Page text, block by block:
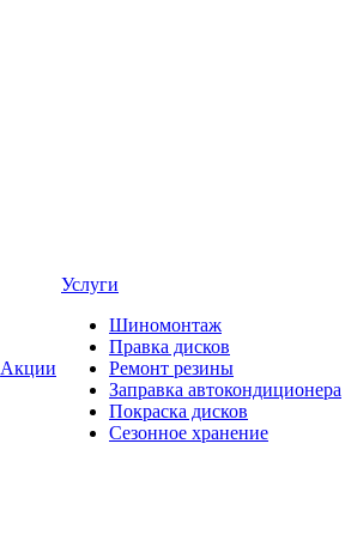
Акции
Услуги
Шиномонтаж
Правка дисков
Ремонт резины
Заправка автокондиционера
Покраска дисков
Сезонное хранение